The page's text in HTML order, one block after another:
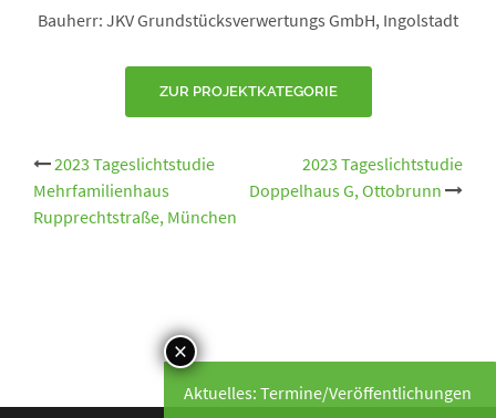
Bauherr: JKV Grundstücksverwertungs GmbH, Ingolstadt
ZUR PROJEKTKATEGORIE
Beitrags-
Navigation
2023 Tageslichtstudie
Mehrfamilienhaus
Rupprechtstraße, München
2023 Tageslichtstudie
Doppelhaus G, Ottobrunn
Aktuelles: Termine/Veröffentlichungen